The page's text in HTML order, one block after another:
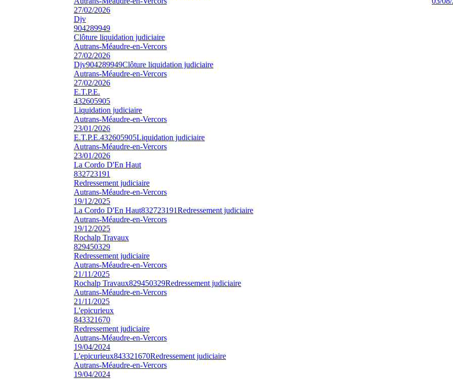
27/02/2026
Djv
904289949
Clôture liquidation judiciaire
Autrans-Méaudre-en-Vercors
27/02/2026
Djv904289949Clôture liquidation judiciaire
Autrans-Méaudre-en-Vercors
27/02/2026
E.T.P.E.
432605905
Liquidation judiciaire
Autrans-Méaudre-en-Vercors
23/01/2026
E.T.P.E.432605905Liquidation judiciaire
Autrans-Méaudre-en-Vercors
23/01/2026
La Cordo D'En Haut
832723191
Redressement judiciaire
Autrans-Méaudre-en-Vercors
19/12/2025
La Cordo D'En Haut832723191Redressement judiciaire
Autrans-Méaudre-en-Vercors
19/12/2025
Rochalp Travaux
829450329
Redressement judiciaire
Autrans-Méaudre-en-Vercors
21/11/2025
Rochalp Travaux829450329Redressement judiciaire
Autrans-Méaudre-en-Vercors
21/11/2025
L'epicurieux
843321670
Redressement judiciaire
Autrans-Méaudre-en-Vercors
19/04/2024
L'epicurieux843321670Redressement judiciaire
Autrans-Méaudre-en-Vercors
19/04/2024